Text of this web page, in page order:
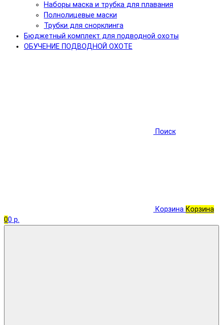
Наборы маска и трубка для плавания
Полнолицевые маски
Трубки для снорклинга
Бюджетный комплект для подводной охоты
ОБУЧЕНИЕ ПОДВОДНОЙ ОХОТЕ
Поиск
Корзина Корзина
00 р.